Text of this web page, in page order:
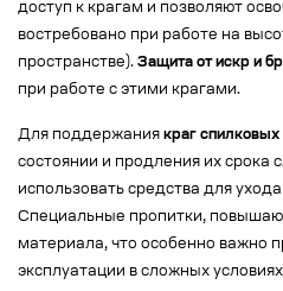
доступ к крагам и позволяют
востребовано при работе на
пространстве). Защита от искр и
при работе с этими крагами.
Для поддержания краг
состоянии и продления их срока
использовать средства для
Специальные пропитки,
материала, что особенно важно
эксплуатации в сложных